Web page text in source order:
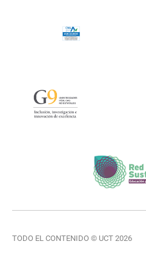
TODO EL CONTENIDO © UCT 2026